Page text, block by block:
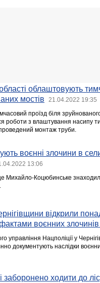
області облаштовують
мостів
21.04.2022 19:35
проїзд біля
роботи з влаштування насипу
монтаж труби.
воєнні злочини в
13:06
Михайло-Коцюбинське
відкрили
воєнних злочинів
управління Нацполіції у
документують наслідки
заборонено ходити до